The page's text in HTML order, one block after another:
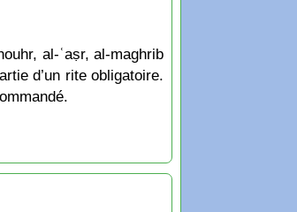
al-ʿaṣr, al-maghrib
d’un rite obligatoire.